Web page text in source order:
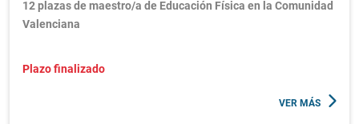
12 plazas de maestro/a de Educación Física en la Comunidad
Valenciana
Plazo finalizado
VER MÁS